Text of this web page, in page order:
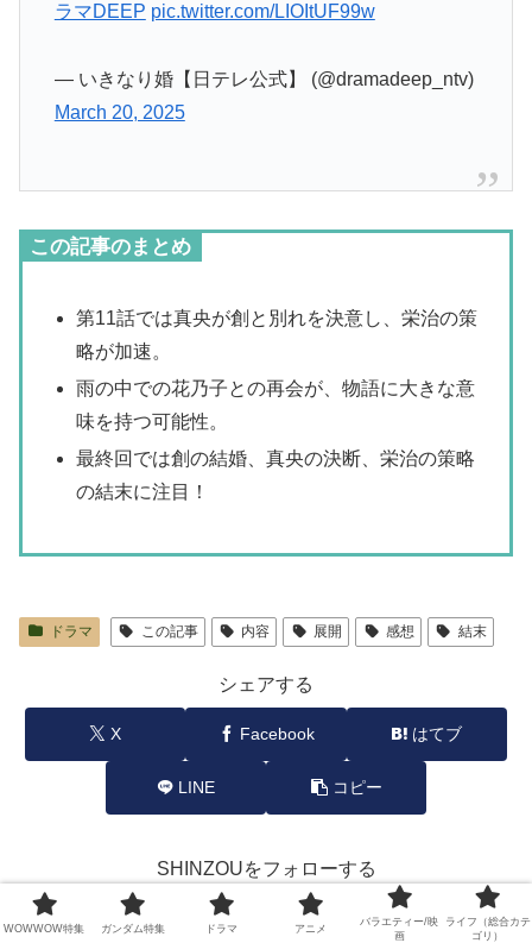
ラマDEEP pic.twitter.com/LIOItUF99w
— いきなり婚【日テレ公式】 (@dramadeep_ntv)
March 20, 2025
この記事のまとめ
第11話では真央が創と別れを決意し、栄治の策
略が加速。
雨の中での花乃子との再会が、物語に大きな意
味を持つ可能性。
最終回では創の結婚、真央の決断、栄治の策略
の結末に注目！
ドラマ この記事 内容 展開 感想 結末
シェアする
X Facebook はてブ
LINE コピー
SHINZOUをフォローする
WOWWOW特集 ガンダム特集 ドラマ アニメ
バラエティー/映
画
ライフ（総合カテ
ゴリ）